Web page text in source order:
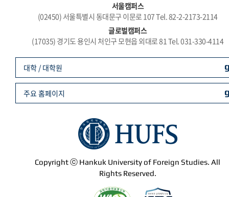
서울캠퍼스
(02450) 서울특별시 동대문구 이문로 107 Tel. 82-2-2173-2114
글로벌캠퍼스
(17035) 경기도 용인시 처인구 모현읍 외대로 81 Tel. 031-330-4114
Copyright ⓒ Hankuk University of Foreign Studies. All
Rights Reserved.
대학 / 대학원
주요 홈페이지